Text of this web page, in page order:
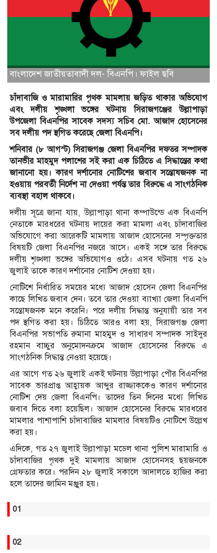
বাংলাদেশ জাতীয়তাবাদী দল- বিএনপি। ফাইল ছবি
চাঁদাবাজি ও মারামারির পৃথক মামলায় জড়িত থাকার অভিযোগ
এবং দলীয় শৃঙ্খলা ভঙ্গের ঘটনায় সিরাজগঞ্জের উল্লাপাড়া
উপজেলা বিএনপির সাবেক সদস্য সচিব মো. আজাদ হোসেনের
সব দলীয় পদ স্থগিত করেছে জেলা বিএনপি।
শনিবার (৮ আগস্ট) সিরাজগঞ্জ জেলা বিএনপির দফতর সম্পাদক
তানভীর মাহমুদ পলাশের সই করা এক চিঠিতে এ সিদ্ধান্তের কথা
জানানো হয়। কারণ দর্শানোর নোটিশের জবাব সন্তোষজনক না
হওয়ায় পরবর্তী নির্দেশ না দেওয়া পর্যন্ত তার বিরুদ্ধে এ সাংগঠনিক
ব্যবস্থা বহাল থাকবে।
দলীয় সূত্রে জানা যায়, উল্লাপাড়া থানা কম্পাউন্ডে এক বিএনপি
নেতাকে মারধরের ঘটনায় দায়ের করা মামলা এবং চাঁদাবাজির
অভিযোগে করা আরেকটি মামলায় আজাদ হোসেনের সম্পৃক্ততার
বিষয়টি জেলা বিএনপির নজরে আসে। একই সঙ্গে তার বিরুদ্ধে
দলীয় শৃঙ্খলা ভঙ্গের অভিযোগও ওঠে। এসব ঘটনায় গত ২৬
জুলাই তাকে কারণ দর্শানোর নোটিশ দেওয়া হয়।
নোটিশে নির্ধারিত সময়ের মধ্যে আজাদ হোসেন জেলা বিএনপির
কাছে লিখিত জবাব দেন। তবে তার দেওয়া ব্যাখ্যা জেলা বিএনপি
সন্তোষজনক মনে করেনি। পরে দলীয় সিদ্ধান্ত অনুযায়ী তার সব
পদ স্থগিত করা হয়। চিঠিতে আরও বলা হয়, সিরাজগঞ্জ জেলা
বিএনপির সভাপতি রুমানা মাহমুদ ও সাধারণ সম্পাদক সাইদুর
রহমান বাচ্চুর অনুমোদনক্রমে আজাদ হোসেনের বিরুদ্ধে এ
সাংগঠনিক সিদ্ধান্ত নেওয়া হয়েছে।
এর আগে গত ২৬ জুলাই একই ঘটনায় উল্লাপাড়া পৌর বিএনপির
সাবেক ভারপ্রাপ্ত আহ্বায়ক আব্দুর রাজ্জাককেও কারণ দর্শানোর
নোটিশ দেয় জেলা বিএনপি। তাদের তিন দিনের মধ্যে লিখিত
জবাব দিতে বলা হয়েছিল। আজাদ হোসেনের বিরুদ্ধে মারধরের
মামলার পাশাপাশি চাঁদাবাজির মামলার বিষয়টিও নোটিশে উল্লেখ
করা হয়।
এদিকে, গত ২৭ জুলাই উল্লাপাড়া মডেল থানা পুলিশ মারামারি ও
চাঁদাবাজির পৃথক দুই মামলায় আজাদ হোসেনসহ ছয়জনকে
গ্রেফতার করে। পরদিন ২৮ জুলাই সকালে আদালতে হাজির করা
হলে তাদের জামিন মঞ্জুর হয়।
01
02